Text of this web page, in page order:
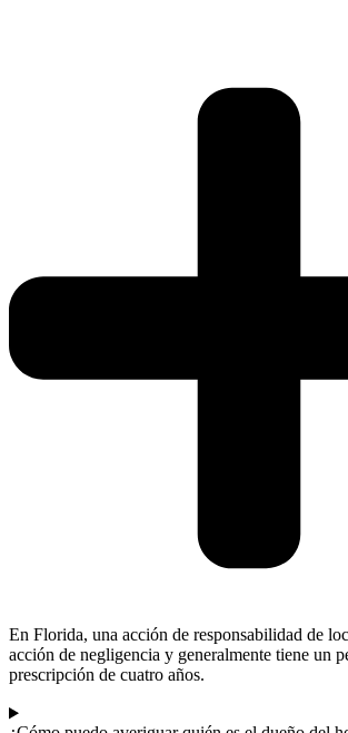
En Florida, una acción de responsabilidad de
acción de negligencia y generalmente tiene un
prescripción de cuatro años.